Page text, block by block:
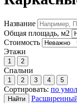
Название
Общая площадь, м2
Стоимость
Этажи
1 2
Спальни
1 2 3 4 5
Сортировать: по
Найти